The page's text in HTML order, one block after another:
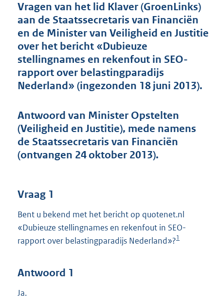
d
s
g
r
o
o
t
t
4
8
b
Vragen van het lid Klaver (GroenLinks)
aan de Staatssecretaris van Financiën
en de Minister van Veiligheid en Justitie
over het bericht «Dubieuze
stellingnames en rekenfout in SEO-
rapport over belastingparadijs
Nederland» (ingezonden 18 juni 2013).
Antwoord van Minister Opstelten
(Veiligheid en Justitie), mede namens
de Staatssecretaris van Financiën
(ontvangen 24 oktober 2013).
Vraag 1
Bent u bekend met het bericht op quotenet.nl
«Dubieuze stellingnames en rekenfout in SEO-
rapport over belastingparadijs Nederland»?1
Antwoord 1
Ja.